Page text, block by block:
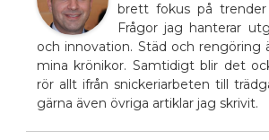
brett fokus på trender
Frågor jag hanterar
och innovation. Städ och rengöring
mina krönikor. Samtidigt blir det
rör allt ifrån snickeriarbeten till
gärna även övriga artiklar jag skrivit.